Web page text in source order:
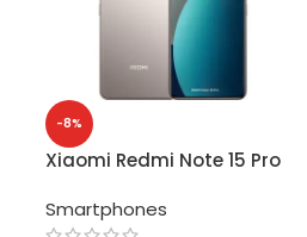
-8%
Xiaomi Redmi Note 15 Pro
Smartphones